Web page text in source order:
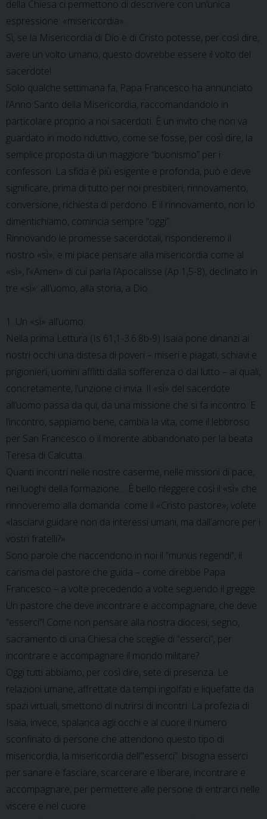
della Chiesa ci permettono di descrivere con un’unica
espressione: «misericordia».
Sì, se la Misericordia di Dio e di Cristo potesse, per così dire,
avere un volto umano, questo dovrebbe essere il volto del
sacerdote!
Solo qualche settimana fa, Papa Francesco ha annunciato
l’Anno Santo della Misericordia, raccomandandolo in
particolare proprio a noi sacerdoti. È un invito che non va
guardato in modo riduttivo, come se fosse, per così dire, la
semplice proposta di un maggiore “buonismo” per i
confessori. La sfida è più esigente e profonda, può e deve
significare, prima di tutto per noi presbiteri, rinnovamento,
conversione, richiesta di perdono. E il rinnovamento, non lo
dimentichiamo, comincia sempre “oggi”.
Rinnovando le promesse sacerdotali, risponderemo il
nostro «sì»; e mi piace pensare alla misericordia come al
«sì», l’«Amen» di cui parla l’Apocalisse (Ap 1,5-8), declinato in
tre «sì»: all’uomo, alla storia, a Dio.
1. Un «sì» all’uomo.
Nella prima Lettura (Is 61,1-3.6.8b-9) Isaia pone dinanzi ai
nostri occhi una distesa di poveri – miseri e piagati, schiavi e
prigionieri, uomini afflitti dalla sofferenza o dal lutto – ai quali,
concretamente, l’unzione ci invia. Il «sì» del sacerdote
all’uomo passa da qui, da una missione che si fa incontro. E
l’incontro, sappiamo bene, cambia la vita, come il lebbroso
per San Francesco o il morente abbandonato per la beata
Teresa di Calcutta.
Quanti incontri nelle nostre caserme, nelle missioni di pace,
nei luoghi della formazione… È bello rileggere così il «sì» che
rinnoveremo alla domanda: come il «Cristo pastore», volete
«lasciarvi guidare non da interessi umani, ma dall’amore per i
vostri fratelli?»
Sono parole che riaccendono in noi il “munus regendi”, il
carisma del pastore che guida – come direbbe Papa
Francesco – a volte precedendo a volte seguendo il gregge.
Un pastore che deve incontrare e accompagnare, che deve
“esserci”! Come non pensare alla nostra diocesi, segno,
sacramento di una Chiesa che sceglie di “esserci”, per
incontrare e accompagnare il mondo militare?
Oggi tutti abbiamo, per così dire, sete di presenza. Le
relazioni umane, affrettate da tempi ingolfati e liquefatte da
spazi virtuali, smettono di nutrirsi di incontri. La profezia di
Isaia, invece, spalanca agli occhi e al cuore il numero
sconfinato di persone che attendono questo tipo di
misericordia, la misericordia dell’”esserci”: bisogna esserci
per sanare e fasciare, scarcerare e liberare, incontrare e
accompagnare, per permettere alle persone di entrarci nelle
viscere e nel cuore.